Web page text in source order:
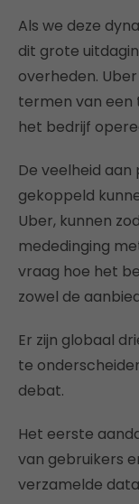
Als we deze
dit grote
overheden.
termen van een
het bedrijf
De veelheid
gekoppeld
Uber, kunnen
mededinging
vraag hoe het
zowel de
Er zijn globaal
te
debat.
Het eerste
van gebruikers
verzamelde